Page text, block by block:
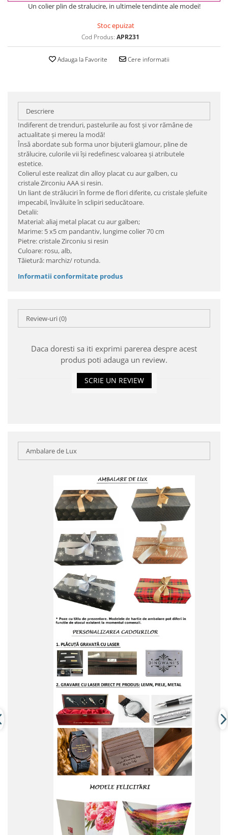
Un colier plin de stralucire, in ultimele tendinte ale modei!
Stoc epuizat
Cod Produs: APR231
Adauga la Favorite Cere informatii
Descriere
Indiferent de trenduri, pastelurile au fost şi vor rămâne de
actualitate şi mereu la modă!
Însă abordate sub forma unor bijuterii glamour, pline de
strălucire, culorile vii îşi redefinesc valoarea şi atributele
estetice.
Colierul este realizat din alloy placat cu aur galben, cu
cristale Zirconiu AAA si resin.
Un liant de străluciri în forme de flori diferite, cu cristale şlefuite
impecabil, învăluite în sclipiri seducătoare.
Detalii:
Material: aliaj metal placat cu aur galben;
Marime: 5 x5 cm pandantiv, lungime colier 70 cm
Pietre: cristale Zirconiu si resin
Culoare: rosu, alb,
Tăietură: marchiz/ rotunda.
Informatii conformitate produs
Review-uri(0)
Daca doresti sa iti exprimi parerea despre acest
produs poti adauga un review.
SCRIE UN REVIEW
Ambalare de Lux